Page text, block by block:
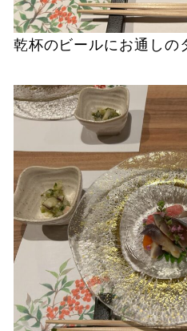
乾杯のビールにお通しの